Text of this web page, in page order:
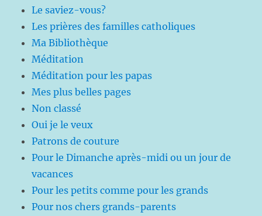
Le saviez-vous?
Les prières des familles catholiques
Ma Bibliothèque
Méditation
Méditation pour les papas
Mes plus belles pages
Non classé
Oui je le veux
Patrons de couture
Pour le Dimanche après-midi ou un jour de
vacances
Pour les petits comme pour les grands
Pour nos chers grands-parents